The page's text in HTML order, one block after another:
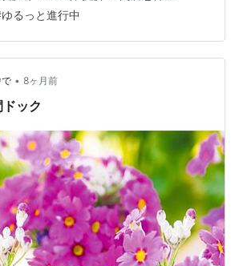
少し迷いがありました。そのときの気
た「いよいよ脳ドックへ。」の記事に
www.yurutto50life.com 脳ドックの検
・経動脈エコー） 今回受けたのは、
の検査、そして経動脈エコー検査で
ゆるっと進行中
• 8ヶ月前
ック